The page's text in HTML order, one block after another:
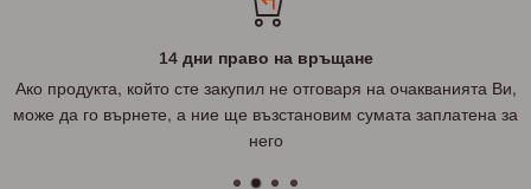
14 дни право на връщане
Ако продукта, който сте закупил не отговаря на очакванията Ви,
може да го върнете, а ние ще възстановим сумата заплатена за
него